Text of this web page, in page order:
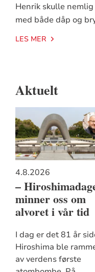
Henrik skulle
med både dåp og
LES MER
Aktuelt
4.8.2026
–
minner oss om
alvoret i vår tid
I dag er det 81 år
Hiroshima ble
av verdens første